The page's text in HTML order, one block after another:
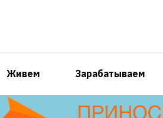
Живем Зарабатываем